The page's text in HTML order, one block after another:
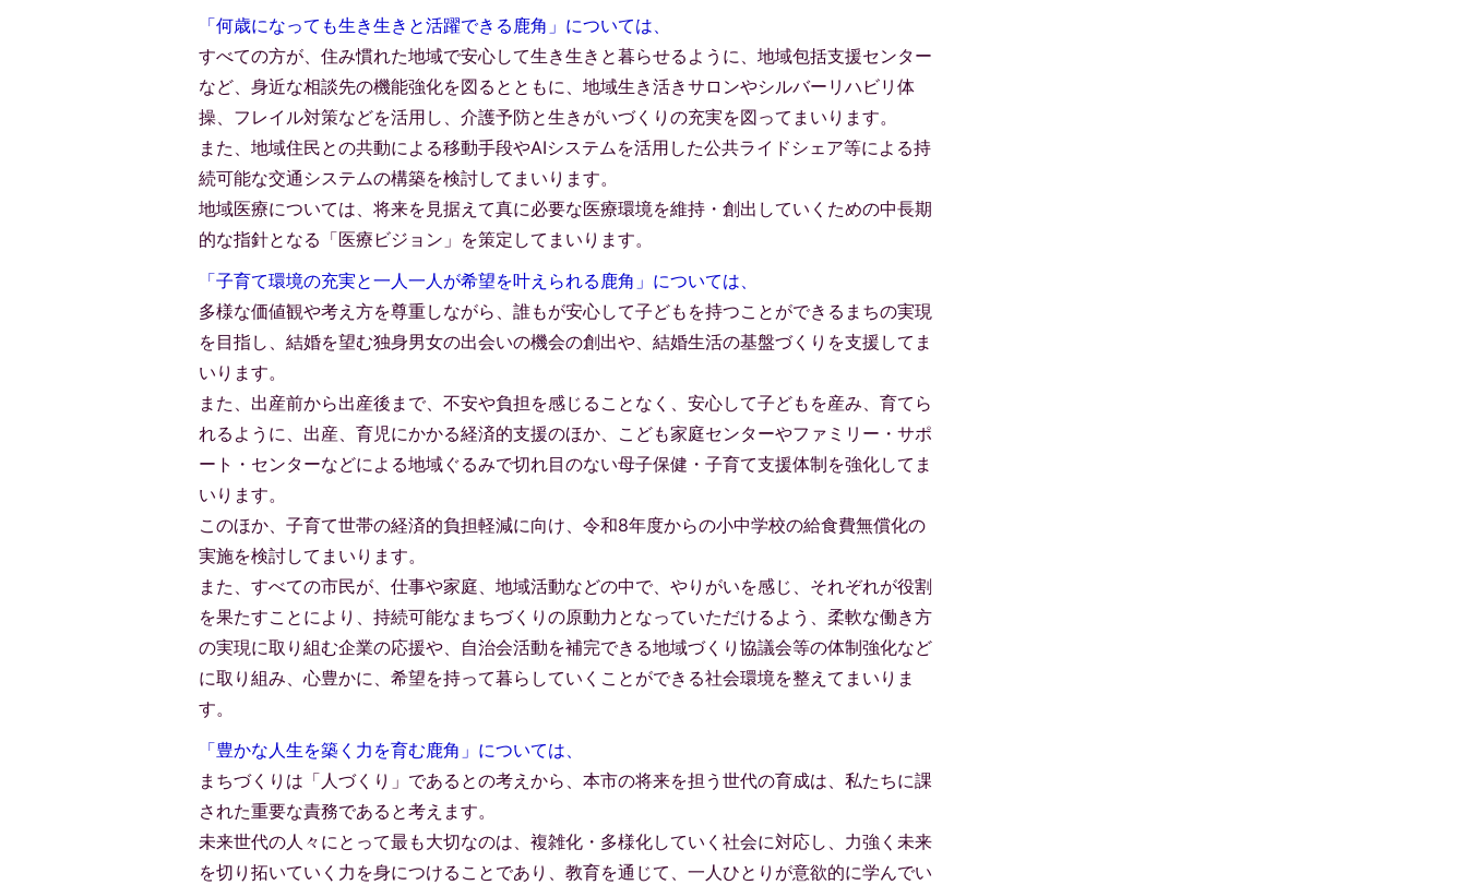
「何歳になっても生き生きと活躍できる鹿角」については、
すべての方が、住み慣れた地域で安心して生き生きと暮らせるように、地域包括支援センター
など、身近な相談先の機能強化を図るとともに、地域生き活きサロンやシルバーリハビリ体
操、フレイル対策などを活用し、介護予防と生きがいづくりの充実を図ってまいります。
また、地域住民との共動による移動手段やAIシステムを活用した公共ライドシェア等による持
続可能な交通システムの構築を検討してまいります。
地域医療については、将来を見据えて真に必要な医療環境を維持・創出していくための中長期
的な指針となる「医療ビジョン」を策定してまいります。
「子育て環境の充実と一人一人が希望を叶えられる鹿角」については、
多様な価値観や考え方を尊重しながら、誰もが安心して子どもを持つことができるまちの実現
を目指し、結婚を望む独身男女の出会いの機会の創出や、結婚生活の基盤づくりを支援してま
いります。
また、出産前から出産後まで、不安や負担を感じることなく、安心して子どもを産み、育てら
れるように、出産、育児にかかる経済的支援のほか、こども家庭センターやファミリー・サポ
ート・センターなどによる地域ぐるみで切れ目のない母子保健・子育て支援体制を強化してま
いります。
このほか、子育て世帯の経済的負担軽減に向け、令和8年度からの小中学校の給食費無償化の
実施を検討してまいります。
また、すべての市民が、仕事や家庭、地域活動などの中で、やりがいを感じ、それぞれが役割
を果たすことにより、持続可能なまちづくりの原動力となっていただけるよう、柔軟な働き方
の実現に取り組む企業の応援や、自治会活動を補完できる地域づくり協議会等の体制強化など
に取り組み、心豊かに、希望を持って暮らしていくことができる社会環境を整えてまいりま
す。
「豊かな人生を築く力を育む鹿角」については、
まちづくりは「人づくり」であるとの考えから、本市の将来を担う世代の育成は、私たちに課
された重要な責務であると考えます。
未来世代の人々にとって最も大切なのは、複雑化・多様化していく社会に対応し、力強く未来
を切り拓いていく力を身につけることであり、教育を通じて、一人ひとりが意欲的に学んでい